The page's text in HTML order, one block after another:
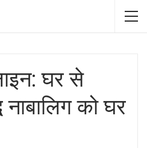
घर से
को घर